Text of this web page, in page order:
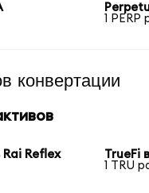
1 PERP
конвертации
Reflex
TrueFi
1 TRU